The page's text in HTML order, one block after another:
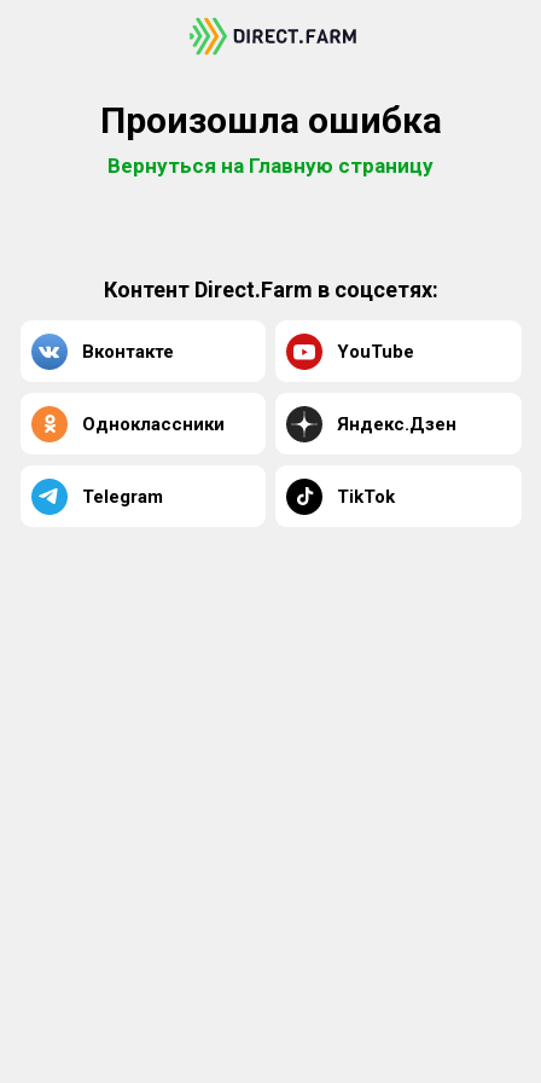
Произошла ошибка
Вернуться на Главную страницу
Контент Direct.Farm в соцсетях:
Вконтакте YouTube
Одноклассники Яндекс.Дзен
Telegram TikTok